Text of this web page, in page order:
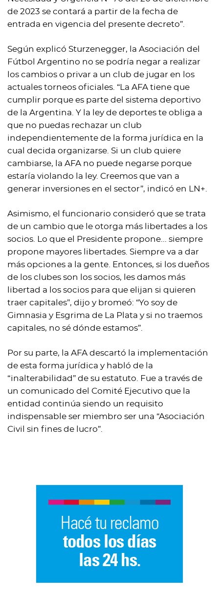
de 2023 se contará a partir de la fecha de
entrada en vigencia del presente decreto”.
Según explicó Sturzenegger, la Asociación del
Fútbol Argentino no se podría negar a realizar
los cambios o privar a un club de jugar en los
actuales torneos oficiales. “La AFA tiene que
cumplir porque es parte del sistema deportivo
de la Argentina. Y la ley de deportes te obliga a
que no puedas rechazar un club
independientemente de la forma jurídica en la
cual decida organizarse. Si un club quiere
cambiarse, la AFA no puede negarse porque
estaría violando la ley. Creemos que van a
generar inversiones en el sector”, indicó en LN+.
Asimismo, el funcionario consideró que se trata
de un cambio que le otorga más libertades a los
socios. Lo que el Presidente propone... siempre
propone mayores libertades. Siempre va a dar
más opciones a la gente. Entonces, si los dueños
de los clubes son los socios, les damos más
libertad a los socios para que elijan si quieren
traer capitales”, dijo y bromeó: “Yo soy de
Gimnasia y Esgrima de La Plata y si no traemos
capitales, no sé dónde estamos”.
Por su parte, la AFA descartó la implementación
de esta forma jurídica y habló de la
“inalterabilidad” de su estatuto. Fue a través de
un comunicado del Comité Ejecutivo que la
entidad continúa siendo un requisito
indispensable ser miembro ser una “Asociación
Civil sin fines de lucro”.